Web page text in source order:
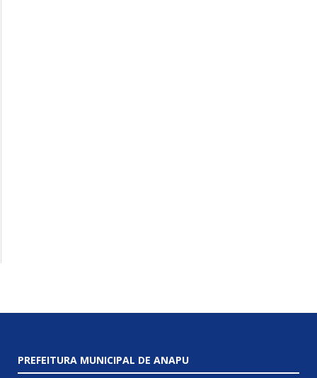
PREFEITURA MUNICIPAL DE ANAPU